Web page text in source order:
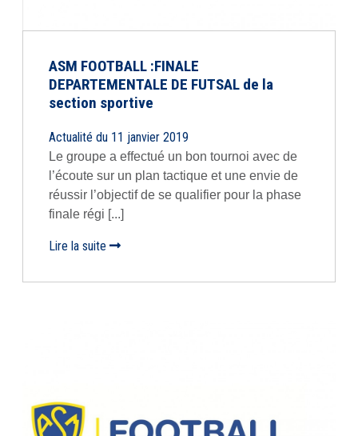
ASM FOOTBALL :FINALE
DEPARTEMENTALE DE FUTSAL de la
section sportive
Actualité du 11 janvier 2019
Le groupe a effectué un bon tournoi avec de
l’écoute sur un plan tactique et une envie de
réussir l’objectif de se qualifier pour la phase
finale régi [...]
Lire la suite